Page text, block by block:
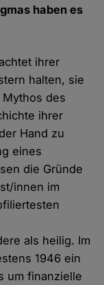
haben es
ihrer
halten, sie
des
ihrer
Hand zu
eines
die Gründe
innen im
als heilig. Im
1946 ein
um finanzielle